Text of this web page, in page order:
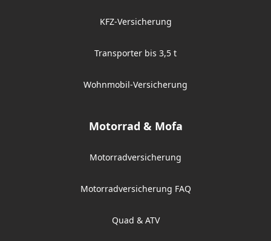
KFZ-Versicherung
Transporter bis 3,5 t
Wohnmobil-Versicherung
Motorrad & Mofa
Motorradversicherung
Motorradversicherung FAQ
Quad & ATV